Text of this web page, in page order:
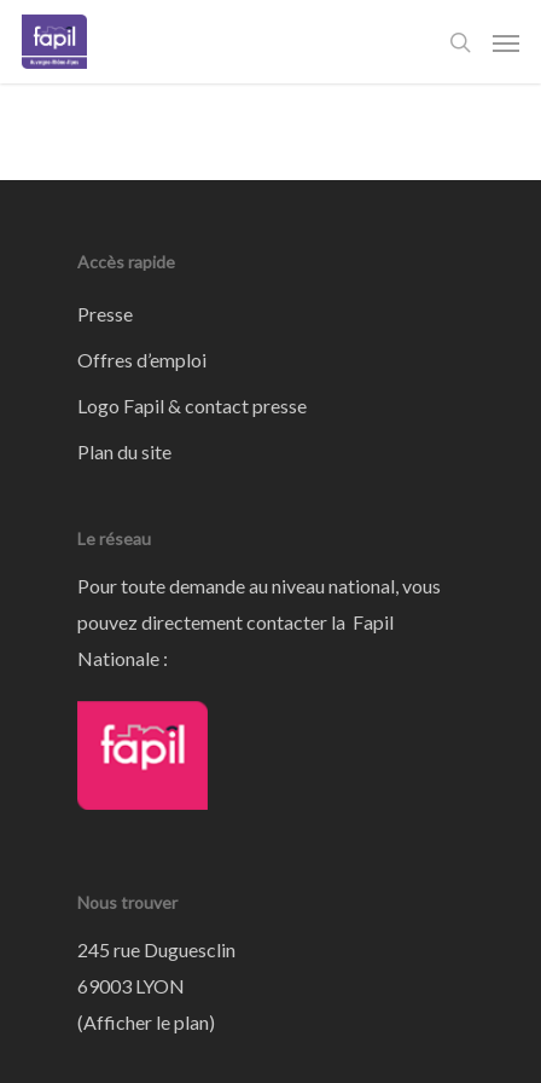
Skip
Accès rapide
Presse
Offres d’emploi
Logo Fapil & contact presse
Plan du site
Le réseau
Pour toute demande au niveau national, vous
pouvez directement contacter la Fapil
Nationale :
Nous trouver
245 rue Duguesclin
69003 LYON
(Afficher le plan)